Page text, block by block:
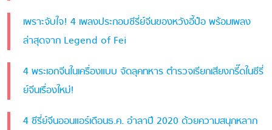
เพราะจับใจ! 4 เพลงประกอบซีรี่ย์จีนของหวังอี้ป๋อ พร้อมเพลง
ล่าสุดจาก Legend of Fei
4 พระเอกจีนในเครื่องแบบ จัดลุคทหาร ตำรวจเรียกเสียงกรี๊ดในซีรี่
ย์จีนเรื่องใหม่!
4 ซีรี่ย์จีนออนแอร์เดือนธ.ค. อำลาปี 2020 ด้วยความสนุกหลาก